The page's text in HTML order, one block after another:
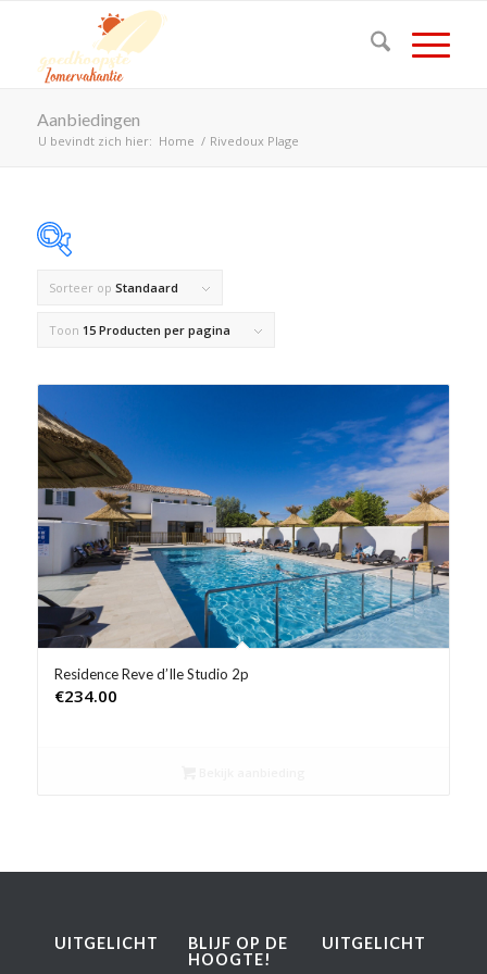
Aanbiedingen
U bevindt zich hier: Home / Rivedoux Plage
Op voorraad
Product Land
Product Maximaal aantal personen
Product Prijs vanaf €
Product Rating
Product Reisorganisatie
Product Type vakantie
Product Wifi
Sorteer op Standaard
Toon 15 Producten per pagina
Residence Reve d’Ile Studio 2p
€234.00
UITGELICHT
BLIJF OP DE
HOOGTE!
UITGELICHT